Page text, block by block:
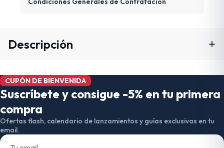
Descripción
CUPÓN DE BIENVENIDA
Suscríbete y consigue -5% en tu primera
compra
Ofertas flash, calendario de lanzamientos y guías exclusivas en tu
email.